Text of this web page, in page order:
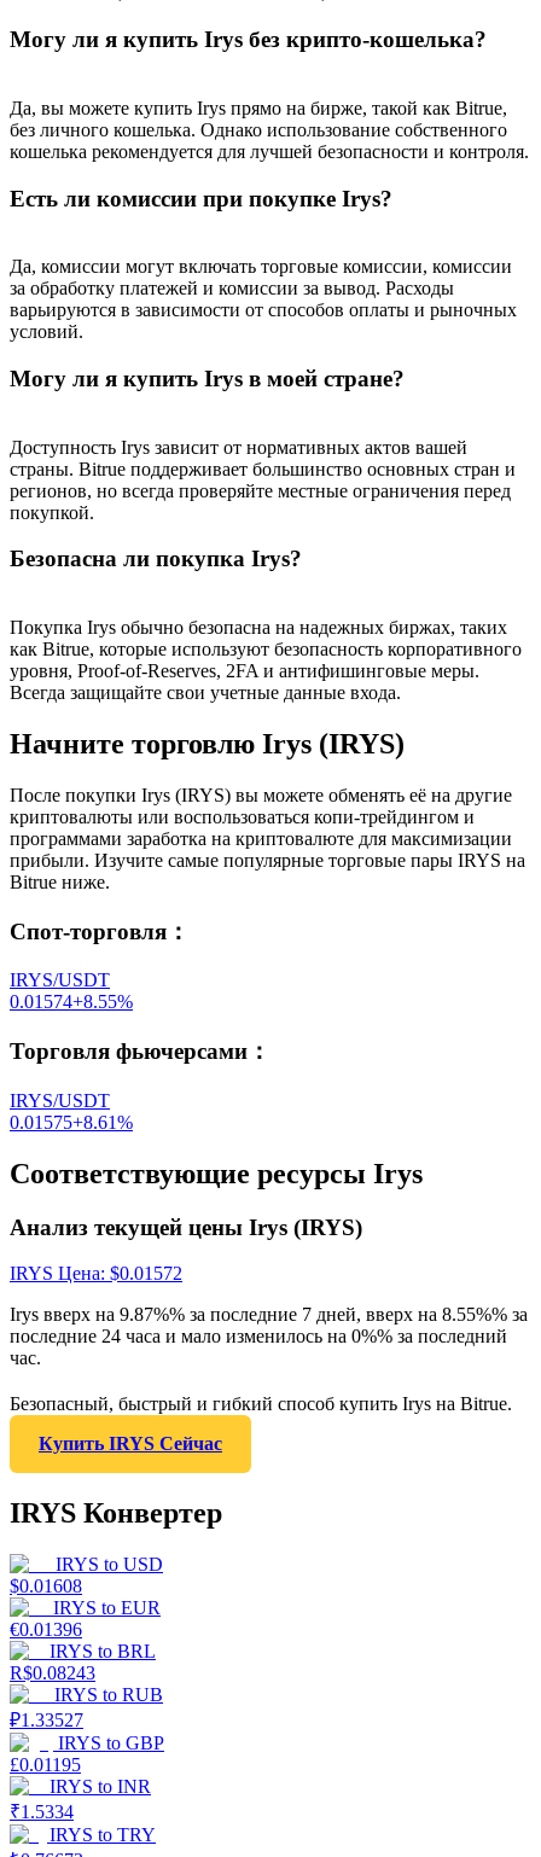
Могу ли я купить Irys без крипто-кошелька?
Да, вы можете купить Irys прямо на бирже, такой как Bitrue,
без личного кошелька. Однако использование собственного
кошелька рекомендуется для лучшей безопасности и контроля.
Есть ли комиссии при покупке Irys?
Да, комиссии могут включать торговые комиссии, комиссии
за обработку платежей и комиссии за вывод. Расходы
варьируются в зависимости от способов оплаты и рыночных
условий.
Могу ли я купить Irys в моей стране?
Доступность Irys зависит от нормативных актов вашей
страны. Bitrue поддерживает большинство основных стран и
регионов, но всегда проверяйте местные ограничения перед
покупкой.
Безопасна ли покупка Irys?
Покупка Irys обычно безопасна на надежных биржах, таких
как Bitrue, которые используют безопасность корпоративного
уровня, Proof-of-Reserves, 2FA и антифишинговые меры.
Всегда защищайте свои учетные данные входа.
Начните торговлю Irys (IRYS)
После покупки Irys (IRYS) вы можете обменять её на другие
криптовалюты или воспользоваться копи-трейдингом и
программами заработка на криптовалюте для максимизации
прибыли. Изучите самые популярные торговые пары IRYS на
Bitrue ниже.
Спот-торговля ：
IRYS/USDT
0.01574+8.55%
Торговля фьючерсами ：
IRYS/USDT
0.01575+8.61%
Соответствующие ресурсы Irys
Анализ текущей цены Irys (IRYS)
IRYS Цена: $0.01572
Irys вверх на 9.87%% за последние 7 дней, вверх на 8.55%% за
последние 24 часа и мало изменилось на 0%% за последний
час.
Безопасный, быстрый и гибкий способ купить Irys на Bitrue.
Купить IRYS Сейчас
IRYS Конвертер
IRYS to USD
$0.01608
IRYS to EUR
€0.01396
IRYS to BRL
R$0.08243
IRYS to RUB
₽1.33527
IRYS to GBP
£0.01195
IRYS to INR
₹1.5334
IRYS to TRY